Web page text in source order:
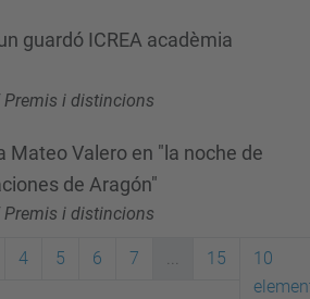
guardó ICREA acadèmia
Premis i distincions
Mateo Valero en "la noche de
de Aragón"
Premis i distincions
4 5 6 7 ... 15
10